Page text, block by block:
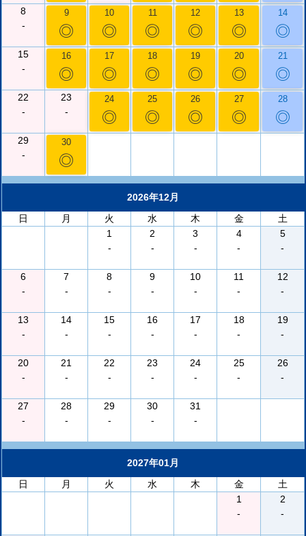
8
-
9
◎
10
◎
11
◎
12
◎
13
◎
14
◎
15
-
16
◎
17
◎
18
◎
19
◎
20
◎
21
◎
22
-
23
-
24
◎
25
◎
26
◎
27
◎
28
◎
29
-
30
◎
2026年12月
日
月 火 水 木 金
土
1
-
2
-
3
-
4
-
5
-
6
-
7
-
8
-
9
-
10
-
11
-
12
-
13
-
14
-
15
-
16
-
17
-
18
-
19
-
20
-
21
-
22
-
23
-
24
-
25
-
26
-
27
-
28
-
29
-
30
-
31
-
2027年01月
日
月 火 水 木 金
土
1
-
2
-